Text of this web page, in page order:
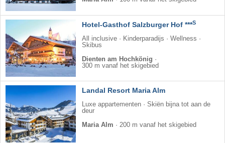
Hotel-Gasthof Salzburger Hof ***S
All inclusive · Kinderparadijs · Wellness ·
Skibus
Dienten am Hochkönig ·
300 m vanaf het skigebied
Landal Resort Maria Alm
Luxe appartementen · Skiën bijna tot aan de
deur
Maria Alm · 200 m vanaf het skigebied